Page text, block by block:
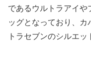
であるウルトラアイ
ッグとなっており、
トラセブンのシルエッ